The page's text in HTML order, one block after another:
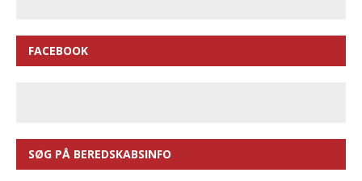
FACEBOOK
SØG PÅ BEREDSKABSINFO